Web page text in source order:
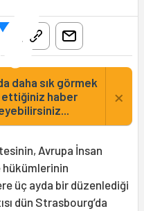
daha sık görmek
haber
×
Avrupa İnsan
hükümlerinin
üç ayda bir düzenlediği
dün Strasbourg’da